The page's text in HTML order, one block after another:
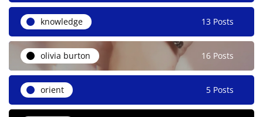
knowledge 13 Posts
olivia burton 16 Posts
orient 5 Posts